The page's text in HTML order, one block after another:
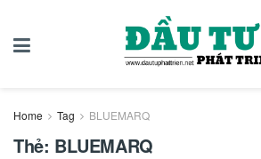
Home Tag BLUEMARQ
Thẻ: BLUEMARQ